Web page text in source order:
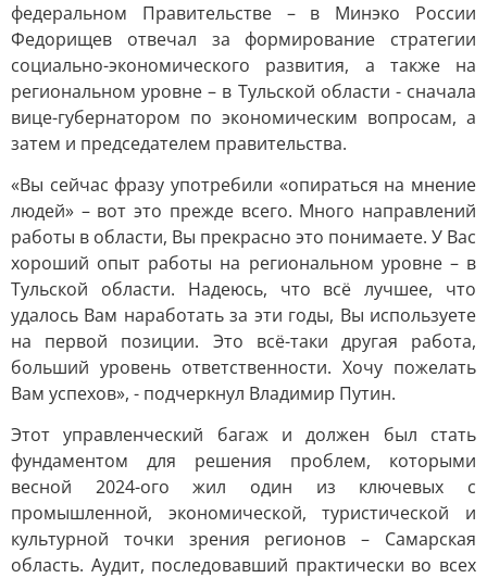
федеральном Правительстве – в Минэко России
Федорищев отвечал за формирование стратегии
социально-экономического развития, а также на
региональном уровне – в Тульской области - сначала
вице-губернатором по экономическим вопросам, а
затем и председателем правительства.
«Вы сейчас фразу употребили «опираться на мнение
людей» – вот это прежде всего. Много направлений
работы в области, Вы прекрасно это понимаете. У Вас
хороший опыт работы на региональном уровне – в
Тульской области. Надеюсь, что всё лучшее, что
удалось Вам наработать за эти годы, Вы используете
на первой позиции. Это всё-таки другая работа,
больший уровень ответственности. Хочу пожелать
Вам успехов», - подчеркнул Владимир Путин.
Этот управленческий багаж и должен был стать
фундаментом для решения проблем, которыми
весной 2024-ого жил один из ключевых с
промышленной, экономической, туристической и
культурной точки зрения регионов – Самарская
область. Аудит, последовавший практически во всех